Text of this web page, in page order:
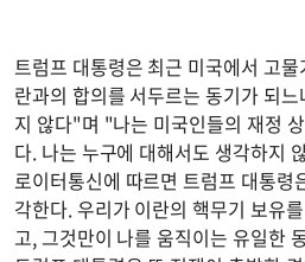
트럼프 대통령은 최근 미국에서 고
란과의 합의를 서두르는 동기가 되
지 않다"며 "나는 미국인들의 재정
다. 나는 누구에 대해서도 생각하지
로이터통신에 따르면 트럼프 대통령
각한다. 우리가 이란의 핵무기 보유
고, 그것만이 나를 움직이는 유일한